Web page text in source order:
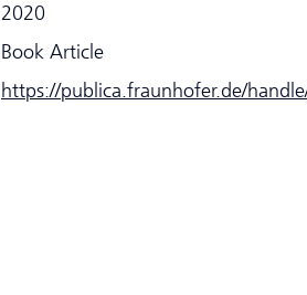
2020
Book Article
https://publica.fraunhofer.de/